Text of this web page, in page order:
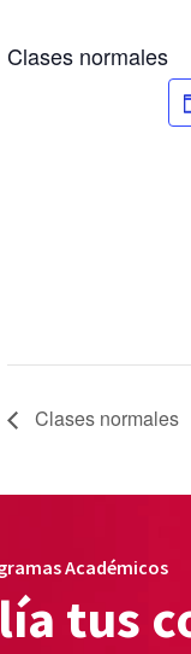
Clases normales
Clases normales
Académicos
tus